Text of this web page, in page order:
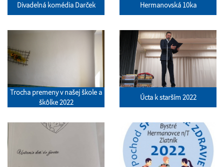
Divadelná komédia Darček Hermanovská 10ka
Trocha premeny v našej škole a
škôlke 2022
Úcta k starším 2022